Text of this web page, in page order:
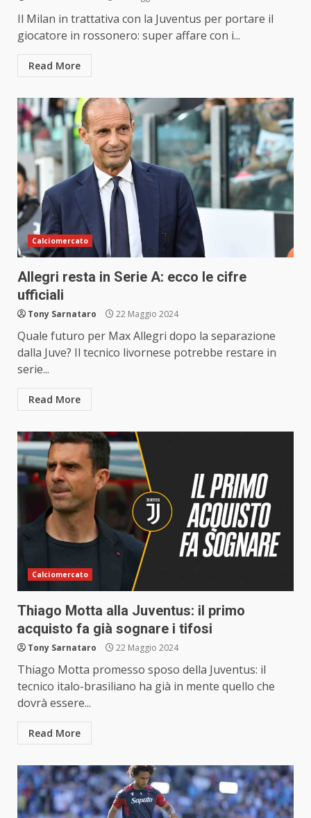
Il Milan in trattativa con la Juventus per portare il
giocatore in rossonero: super affare con i...
Read More
Calciomercato
Allegri resta in Serie A: ecco le cifre
ufficiali
Tony Sarnataro 22 Maggio 2024
Quale futuro per Max Allegri dopo la separazione
dalla Juve? Il tecnico livornese potrebbe restare in
serie...
Read More
Calciomercato
Thiago Motta alla Juventus: il primo
acquisto fa già sognare i tifosi
Tony Sarnataro 22 Maggio 2024
Thiago Motta promesso sposo della Juventus: il
tecnico italo-brasiliano ha già in mente quello che
dovrà essere...
Read More